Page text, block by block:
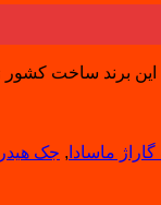
برند ساخت کشور
ماسادا , جک